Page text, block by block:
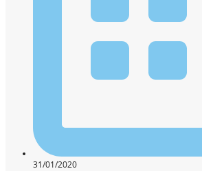
31/01/2020